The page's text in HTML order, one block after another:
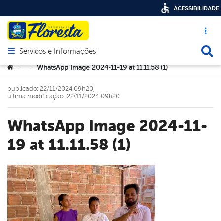
Acesso
Abrir menu principal de navegação
Serviços e Informações
Você está aqui:
> > WhatsApp Image 2024-11-19 at 11.11.58 (1)
WhatsApp Image 2024-11-
19 at 11.11.58 (1)
publicado: 22/11/2024 09h20,
última modificação: 22/11/2024 09h20
ACESSIBILIDADE